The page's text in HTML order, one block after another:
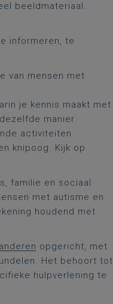
beeldmateriaal.
informeren, te
van mensen met
je kennis maakt met
manier
activiteiten.
knipoog. Kijk op
familie en sociaal
met autisme en
houdend met
opgericht, met
Het behoort tot
hulpverlening te